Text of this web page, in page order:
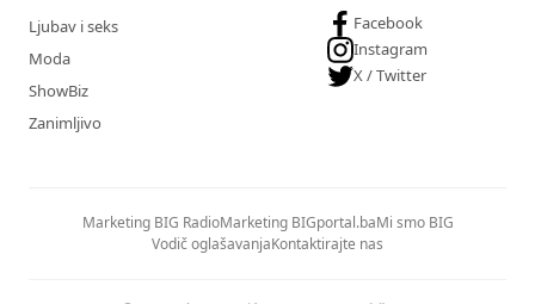
Ljubav i seks
Moda
ShowBiz
Zanimljivo
Facebook
Instagram
X / Twitter
Marketing BIG RadioMarketing BIGportal.baMi smo BIG
Vodič oglašavanjaKontaktirajte nas